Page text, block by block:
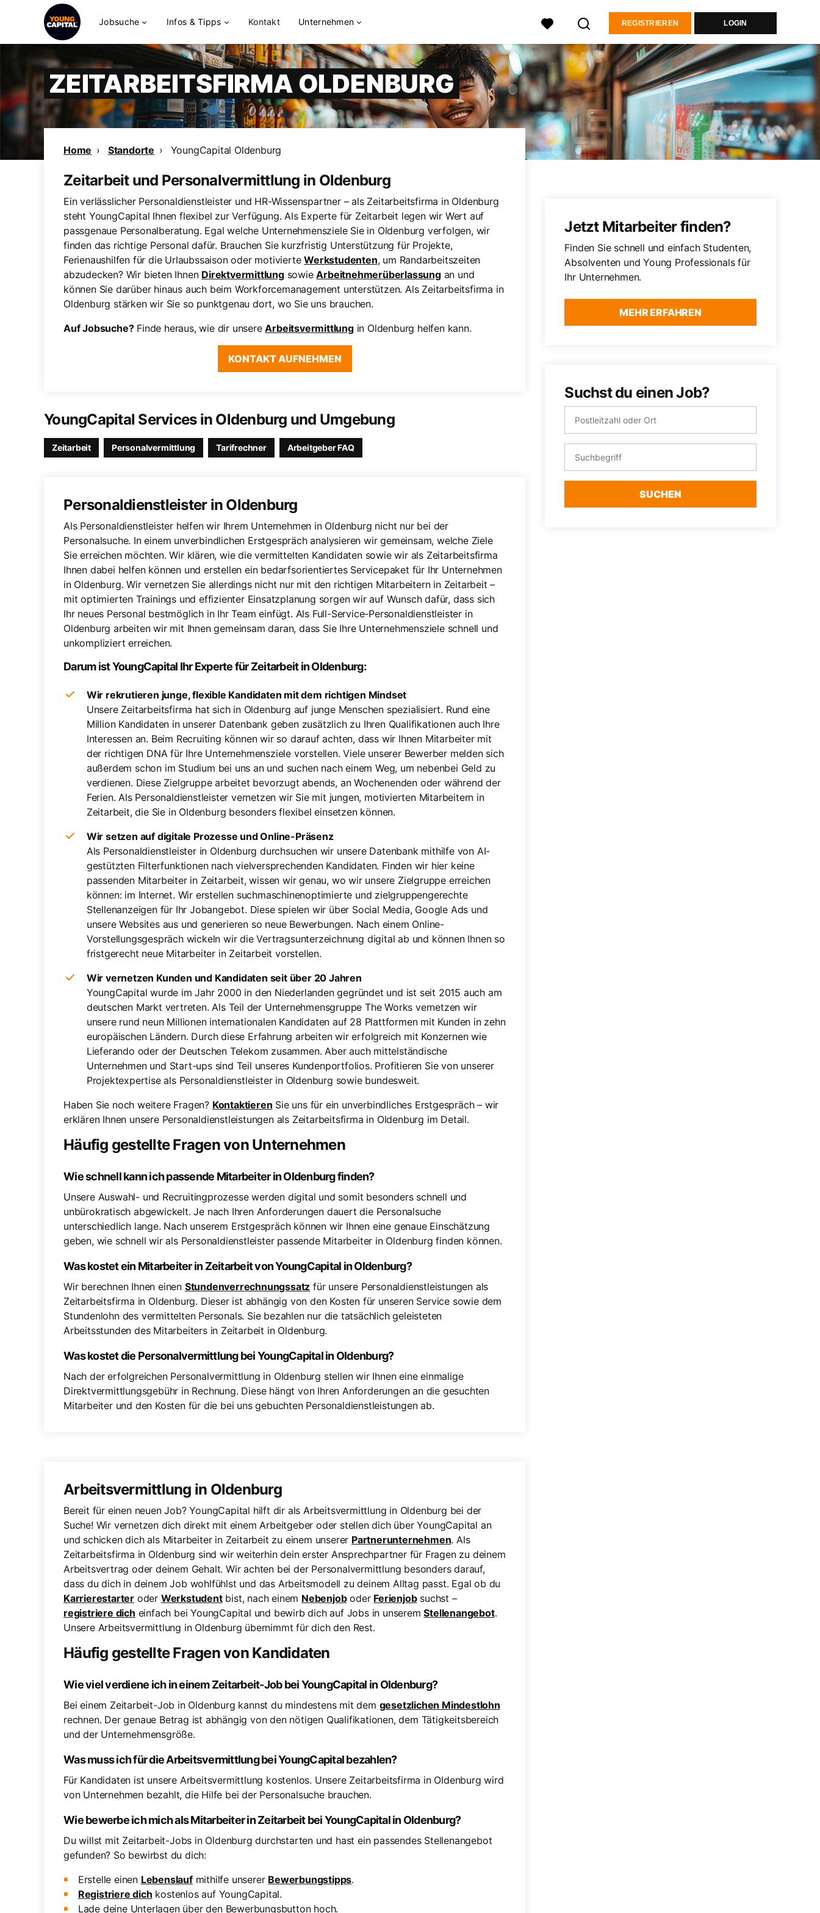
Jobsuche Infos & Tipps Kontakt Unternehmen REGISTRIEREN LOGIN
ZEITARBEITSFIRMA OLDENBURG
Home Standorte YoungCapital Oldenburg
Zeitarbeit und Personalvermittlung in Oldenburg
Ein verlässlicher Personaldienstleister und HR-Wissenspartner – als Zeitarbeitsfirma in Oldenburg
steht YoungCapital Ihnen flexibel zur Verfügung. Als Experte für Zeitarbeit legen wir Wert auf
passgenaue Personalberatung. Egal welche Unternehmensziele Sie in Oldenburg verfolgen, wir
finden das richtige Personal dafür. Brauchen Sie kurzfristig Unterstützung für Projekte,
Ferienaushilfen für die Urlaubssaison oder motivierteWerkstudenten, um Randarbeitszeiten
abzudecken? Wir bieten Ihnen DirektvermittlungsowieArbeitnehmerüberlassungan und
können Sie darüber hinaus auch beim Workforcemanagement unterstützen. Als Zeitarbeitsfirma in
Oldenburg stärken wir Sie so punktgenau dort, wo Sie uns brauchen.
Auf Jobsuche?Finde heraus, wie dir unsereArbeitsvermittlungin Oldenburg helfen kann.
KONTAKT AUFNEHMEN
YoungCapital Services in Oldenburg und Umgebung
Zeitarbeit Personalvermittlung Tarifrechner Arbeitgeber FAQ
Personaldienstleister in Oldenburg
Als Personaldienstleister helfen wir Ihrem Unternehmen in Oldenburg nicht nur bei der
Personalsuche. In einem unverbindlichen Erstgespräch analysieren wir gemeinsam, welche Ziele
Sie erreichen möchten. Wir klären, wie die vermittelten Kandidaten sowie wir als Zeitarbeitsfirma
Ihnen dabei helfen können und erstellen ein bedarfsorientiertes Servicepaket für Ihr Unternehmen
in Oldenburg. Wir vernetzen Sie allerdings nicht nur mit den richtigen Mitarbeitern in Zeitarbeit –
mit optimierten Trainings und effizienter Einsatzplanung sorgen wir auf Wunsch dafür, dass sich
Ihr neues Personal bestmöglich in Ihr Team einfügt. Als Full-Service-Personaldienstleister in
Oldenburg arbeiten wir mit Ihnen gemeinsam daran, dass Sie Ihre Unternehmensziele schnell und
unkompliziert erreichen.
Darum ist YoungCapital Ihr Experte für Zeitarbeit in Oldenburg:
Wir rekrutieren junge, flexible Kandidaten mit dem richtigen Mindset
Unsere Zeitarbeitsfirma hat sich in Oldenburg auf junge Menschen spezialisiert. Rund eine
Million Kandidaten in unserer Datenbank geben zusätzlich zu Ihren Qualifikationen auch Ihre
Interessen an. Beim Recruiting können wir so darauf achten, dass wir Ihnen Mitarbeiter mit
der richtigen DNA für Ihre Unternehmensziele vorstellen. Viele unserer Bewerber melden sich
außerdem schon im Studium bei uns an und suchen nach einem Weg, um nebenbei Geld zu
verdienen. Diese Zielgruppe arbeitet bevorzugt abends, an Wochenenden oder während der
Ferien. Als Personaldienstleister vernetzen wir Sie mit jungen, motivierten Mitarbeitern in
Zeitarbeit, die Sie in Oldenburg besonders flexibel einsetzen können.
Wir setzen auf digitale Prozesse und Online-Präsenz
Als Personaldienstleister in Oldenburg durchsuchen wir unsere Datenbank mithilfe von AI-
gestützten Filterfunktionen nach vielversprechenden Kandidaten. Finden wir hier keine
passenden Mitarbeiter in Zeitarbeit, wissen wir genau, wo wir unsere Zielgruppe erreichen
können: im Internet. Wir erstellen suchmaschinenoptimierte und zielgruppengerechte
Stellenanzeigen für Ihr Jobangebot. Diese spielen wir über Social Media, Google Ads und
unsere Websites aus und generieren so neue Bewerbungen. Nach einem Online-
Vorstellungsgespräch wickeln wir die Vertragsunterzeichnung digital ab und können Ihnen so
fristgerecht neue Mitarbeiter in Zeitarbeit vorstellen.
Wir vernetzen Kunden und Kandidaten seit über 20 Jahren
YoungCapital wurde im Jahr 2000 in den Niederlanden gegründet und ist seit 2015 auch am
deutschen Markt vertreten. Als Teil der Unternehmensgruppe The Works vernetzen wir
unsere rund neun Millionen internationalen Kandidaten auf 28 Plattformen mit Kunden in zehn
europäischen Ländern. Durch diese Erfahrung arbeiten wir erfolgreich mit Konzernen wie
Lieferando oder der Deutschen Telekom zusammen. Aber auch mittelständische
Unternehmen und Start-ups sind Teil unseres Kundenportfolios. Profitieren Sie von unserer
Projektexpertise als Personaldienstleister in Oldenburg sowie bundesweit.
Haben Sie noch weitere Fragen? Kontaktieren Sie uns für ein unverbindliches Erstgespräch – wir
erklären Ihnen unsere Personaldienstleistungen als Zeitarbeitsfirma in Oldenburg im Detail.
Häufig gestellte Fragen von Unternehmen
Wie schnell kann ich passende Mitarbeiter in Oldenburg finden?
Unsere Auswahl- und Recruitingprozesse werden digital und somit besonders schnell und
unbürokratisch abgewickelt. Je nach Ihren Anforderungen dauert die Personalsuche
unterschiedlich lange. Nach unserem Erstgespräch können wir Ihnen eine genaue Einschätzung
geben, wie schnell wir als Personaldienstleister passende Mitarbeiter in Oldenburg finden können.
Was kostet ein Mitarbeiter in Zeitarbeit von YoungCapital in Oldenburg?
Wir berechnen Ihnen einen Stundenverrechnungssatz für unsere Personaldienstleistungen als
Zeitarbeitsfirma in Oldenburg. Dieser ist abhängig von den Kosten für unseren Service sowie dem
Stundenlohn des vermittelten Personals. Sie bezahlen nur die tatsächlich geleisteten
Arbeitsstunden des Mitarbeiters in Zeitarbeit in Oldenburg.
Was kostet die Personalvermittlung bei YoungCapital in Oldenburg?
Nach der erfolgreichen Personalvermittlung in Oldenburg stellen wir Ihnen eine einmalige
Direktvermittlungsgebühr in Rechnung. Diese hängt von Ihren Anforderungen an die gesuchten
Mitarbeiter und den Kosten für die bei uns gebuchten Personaldienstleistungen ab.
Arbeitsvermittlung in Oldenburg
Bereit für einen neuen Job? YoungCapital hilft dir als Arbeitsvermittlung in Oldenburg bei der
Suche! Wir vernetzen dich direkt mit einem Arbeitgeber oder stellen dich über YoungCapital an
und schicken dich als Mitarbeiter in Zeitarbeit zu einem unserer Partnerunternehmen. Als
Zeitarbeitsfirma in Oldenburg sind wir weiterhin dein erster Ansprechpartner für Fragen zu deinem
Arbeitsvertrag oder deinem Gehalt. Wir achten bei der Personalvermittlung besonders darauf,
dass du dich in deinem Job wohlfühlst und das Arbeitsmodell zu deinem Alltag passt. Egal ob du
Karrierestarter oder Werkstudentbist, nach einem Nebenjoboder Ferienjobsuchst –
registriere dich einfach bei YoungCapital und bewirb dich auf Jobs in unseremStellenangebot.
Unsere Arbeitsvermittlung in Oldenburg übernimmt für dich den Rest.
Häufig gestellte Fragen von Kandidaten
Wie viel verdiene ich in einem Zeitarbeit-Job bei YoungCapital in Oldenburg?
Bei einem Zeitarbeit-Job in Oldenburg kannst du mindestens mit dem gesetzlichen Mindestlohn
rechnen. Der genaue Betrag ist abhängig von den nötigen Qualifikationen, dem Tätigkeitsbereich
und der Unternehmensgröße.
Was muss ich für die Arbeitsvermittlung bei YoungCapital bezahlen?
Für Kandidaten ist unsere Arbeitsvermittlung kostenlos. Unsere Zeitarbeitsfirma in Oldenburg wird
von Unternehmen bezahlt, die Hilfe bei der Personalsuche brauchen.
Wie bewerbe ich mich als Mitarbeiter in Zeitarbeit bei YoungCapital in Oldenburg?
Du willst mit Zeitarbeit-Jobs in Oldenburg durchstarten und hast ein passendes Stellenangebot
gefunden? So bewirbst du dich:
Erstelle einen Lebenslaufmithilfe unserer Bewerbungstipps.
Registriere dich kostenlos auf YoungCapital.
Lade deine Unterlagen über den Bewerbungsbutton hoch.
Jetzt Mitarbeiter finden?
Finden Sie schnell und einfach Studenten,
Absolventen und Young Professionals für
Ihr Unternehmen.
MEHR ERFAHREN
Suchst du einen Job?
SUCHEN